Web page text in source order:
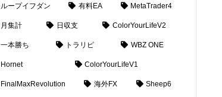
ループイフダン 有料EA MetaTrader4
月集計 日収支 ColorYourLifeV2
一本勝ち トラリピ WBZ ONE
Hornet ColorYourLifeV1
FinalMaxRevolution 海外FX Sheep6